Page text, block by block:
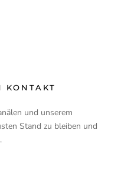
KONTAKT
und unserem
Stand zu bleiben und